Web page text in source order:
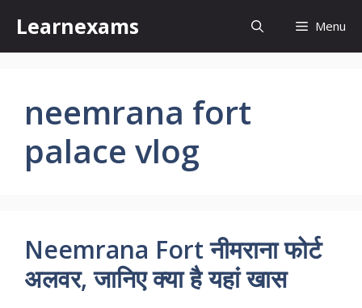
content
Learnexams Menu
neemrana fort
palace vlog
Neemrana Fort नीमराना फोर्ट
अलवर, जानिए क्या है यहां खास